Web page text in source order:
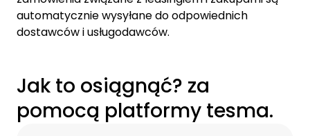
automatycznie wysyłane do odpowiednich
dostawców i usługodawców.
Jak to osiągnąć? za
pomocą platformy tesma.